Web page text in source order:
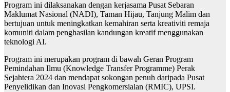
Program ini dilaksanakan dengan kerjasama Pusat Sebaran
Maklumat Nasional (NADI), Taman Hijau, Tanjung Malim dan
bertujuan untuk meningkatkan kemahiran serta kreativiti remaja
komuniti dalam penghasilan kandungan kreatif menggunakan
teknologi AI.
Program ini merupakan program di bawah Geran Program
Pemindahan Ilmu (Knowledge Transfer Programme) Perak
Sejahtera 2024 dan mendapat sokongan penuh daripada Pusat
Penyelidikan dan Inovasi Pengkomersialan (RMIC), UPSI.